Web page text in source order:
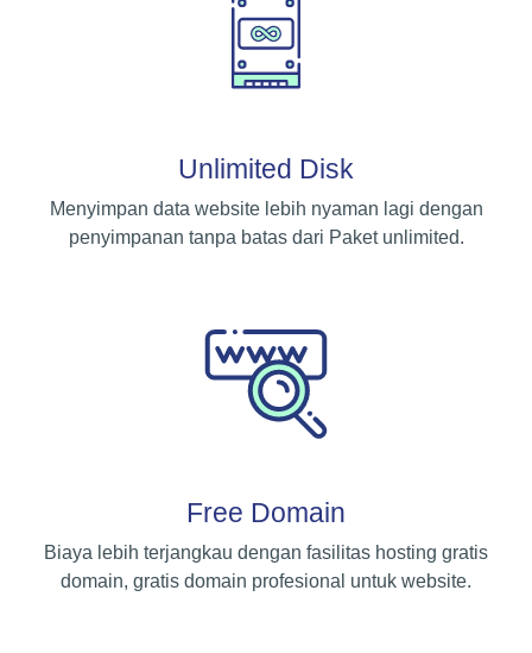
Unlimited Disk
Menyimpan data website lebih nyaman lagi dengan
penyimpanan tanpa batas dari Paket unlimited.
Free Domain
Biaya lebih terjangkau dengan fasilitas hosting gratis
domain, gratis domain profesional untuk website.